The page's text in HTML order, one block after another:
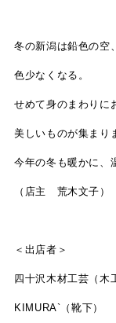
冬の新潟は鉛色の空
色少なくなる。
せめて身のまわりに
美しいものが集まり
今年の冬も暖かに、
（店主 荒木文子）
＜出店者＞
四十沢木材工芸（木
KIMURA`（靴下）